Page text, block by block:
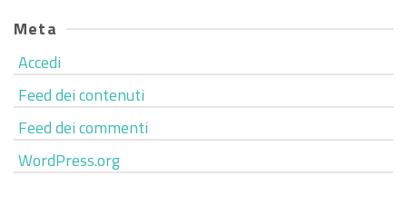
Meta
Accedi
Feed dei contenuti
Feed dei commenti
WordPress.org